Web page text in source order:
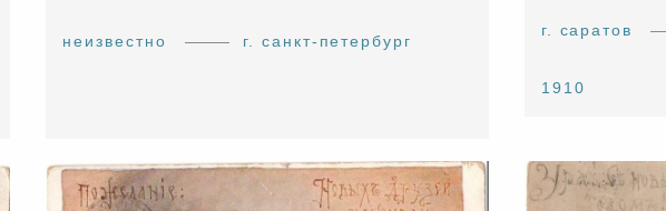
неизвестно г. санкт-петербург
г. саратов
1910